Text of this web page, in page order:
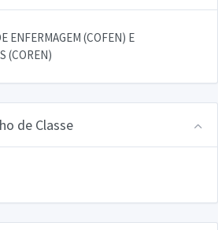
ENFERMAGEM (COFEN) E
(COREN)
de Classe